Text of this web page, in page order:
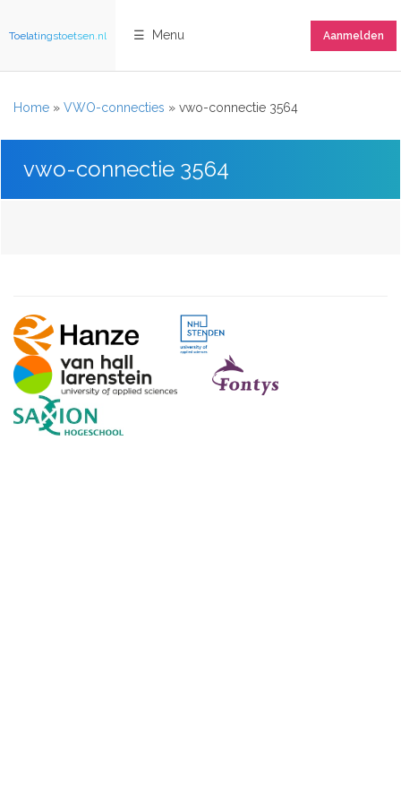
Toelatingstoetsen.nl ☰ Menu Aanmelden
Home » VWO-connecties » vwo-connectie 3564
vwo-connectie 3564